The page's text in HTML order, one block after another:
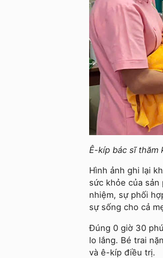
Ê-kíp bác sĩ thăm
Hình ảnh ghi lại
sức khỏe của
nhiệm, sự phối
sự sống cho cả
Đúng 0 giờ 30
lo lắng. Bé trai
và ê-kíp điều trị.